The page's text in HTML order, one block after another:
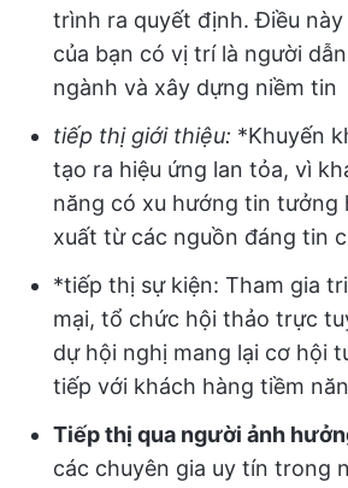
trình ra quyết định. Điều
của bạn có vị trí là người
ngành và xây dựng niềm tin
tiếp thị giới thiệu: *Khuyến
tạo ra hiệu ứng lan tỏa, vì
năng có xu hướng tin tưởng
xuất từ các nguồn đáng tin
*tiếp thị sự kiện: Tham gia
mại, tổ chức hội thảo trực
dự hội nghị mang lại cơ hội
tiếp với khách hàng tiềm
Tiếp thị qua người ảnh
các chuyên gia uy tín trong